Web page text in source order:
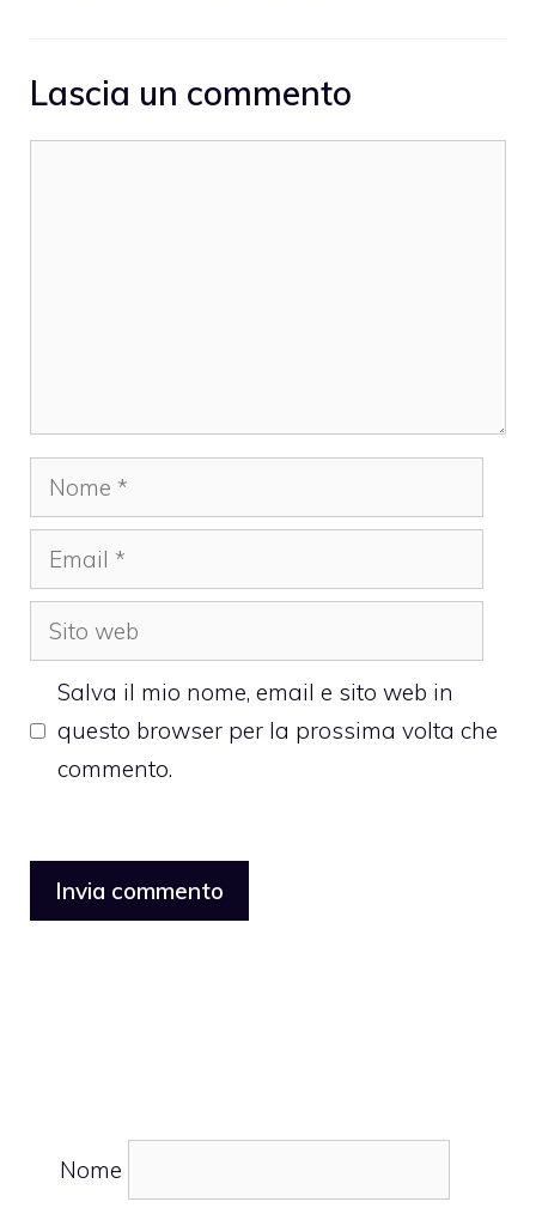
Lascia un commento
Nome
Email
Sito
web
Salva il mio nome, email e sito web in
questo browser per la prossima volta che
commento.
Nome